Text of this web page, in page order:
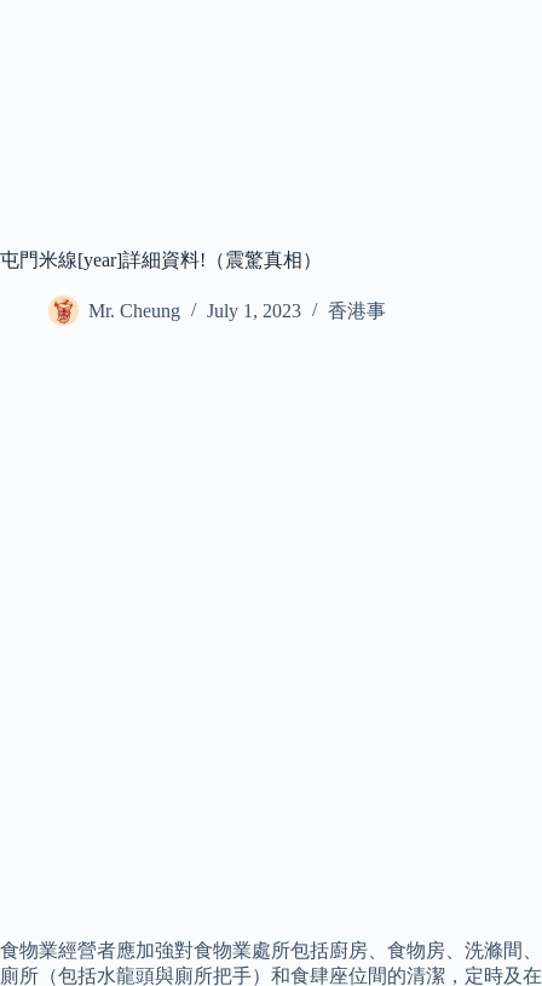
屯門米線[year]詳細資料!（震驚真相）
Mr. Cheung July 1, 2023 香港事
食物業經營者應加強對食物業處所包括廚房、食物房、洗滌間、
廁所（包括水龍頭與廁所把手）和食肆座位間的清潔，定時及在